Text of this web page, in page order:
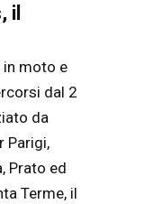
il
moto e
dal 2
da
Parigi,
Prato ed
Terme, il